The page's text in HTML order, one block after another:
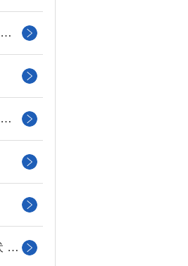
电力承装承修承试仪器仪表
绝缘靴（手套）耐压测试成套装置
电容电感 太阳能光伏 系列